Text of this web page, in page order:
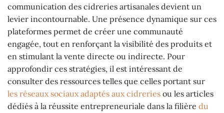
communication des cidreries artisanales devient un
levier incontournable. Une présence dynamique sur ces
plateformes permet de créer une communauté
engagée, tout en renforçant la visibilité des produits et
en stimulant la vente directe ou indirecte. Pour
approfondir ces stratégies, il est intéressant de
consulter des ressources telles que celles portant sur
les réseaux sociaux adaptés aux cidreries ou les articles
dédiés à la réussite entrepreneuriale dans la filière du